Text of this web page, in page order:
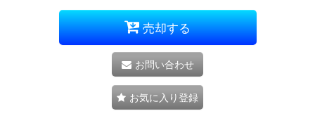
売却する
お問い合わせ
お気に入り登録